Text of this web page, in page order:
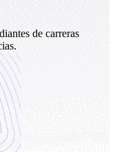
de carreras